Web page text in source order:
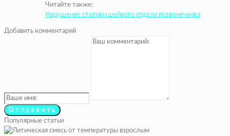
Читайте также:
Нарушение статики шейного отдела позвоночника
Добавить комментарий
Популярные статьи